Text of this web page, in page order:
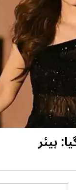
ہیئر